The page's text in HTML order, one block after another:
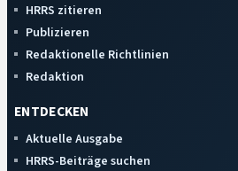
HRRS zitieren
Publizieren
Redaktionelle Richtlinien
Redaktion
ENTDECKEN
Aktuelle Ausgabe
HRRS-Beiträge suchen